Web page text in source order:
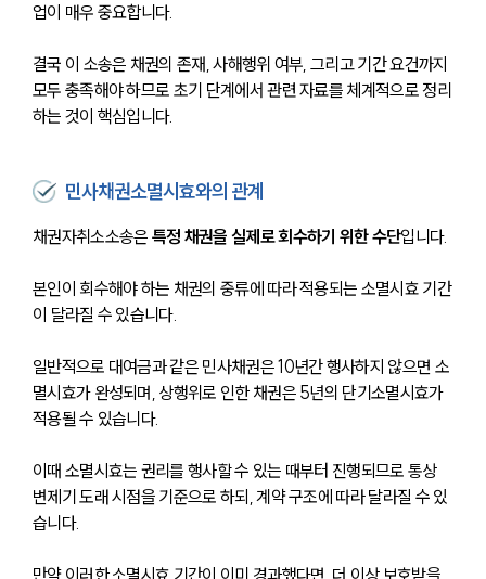
업이 매우 중요합니다.
결국 이 소송은 채권의 존재, 사해행위 여부, 그리고 기간 요건까지
모두 충족해야 하므로 초기 단계에서 관련 자료를 체계적으로 정리
하는 것이 핵심입니다.
민사채권소멸시효와의 관계
채권자취소소송은 특정 채권을 실제로 회수하기 위한 수단입니다.
본인이 회수해야 하는 채권의 중류에 따라 적용되는 소멸시효 기간
이 달라질 수 있습니다.
일반적으로 대여금과 같은 민사채권은 10년간 행사하지 않으면 소
멸시효가 완성되며, 상행위로 인한 채권은 5년의 단기소멸시효가
적용될 수 있습니다.
이때 소멸시효는 권리를 행사할 수 있는 때부터 진행되므로 통상
변제기 도래 시점을 기준으로 하되, 계약 구조에 따라 달라질 수 있
습니다.